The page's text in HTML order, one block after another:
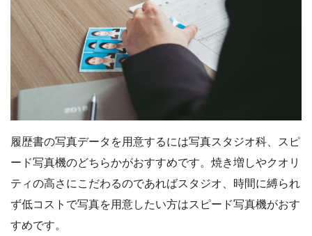
履歴書の写真データを用意するには写真スタジオ科、スピ
ード写真機のどちらかがおすすめです。焼き増しやクオリ
ティの高さにこだわるのであればスタジオ、時間に縛られ
ず低コストで写真を用意したい方はスピード写真機がおす
すめです。